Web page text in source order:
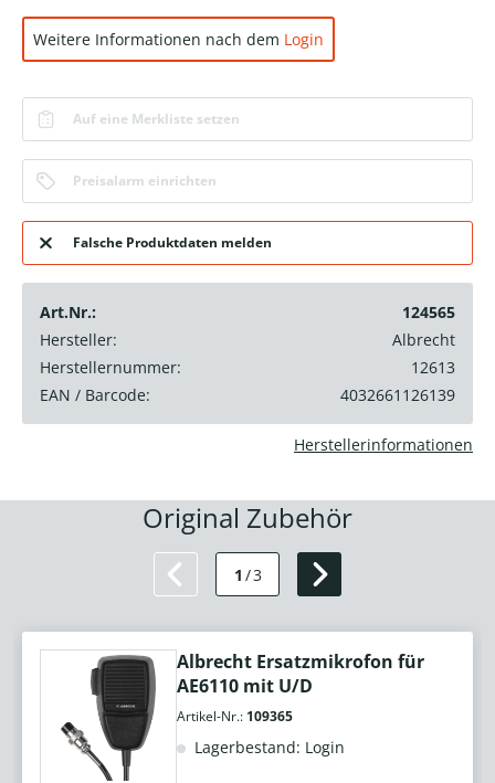
Weitere Informationen nach dem Login
Auf eine Merkliste setzen
Preisalarm einrichten
Falsche Produktdaten melden
Art.Nr.:
124565
Hersteller:
Albrecht
Herstellernummer:
12613
EAN / Barcode:
4032661126139
Herstellerinformationen
Original Zubehör
1 /3
Albrecht Ersatzmikrofon für
AE6110 mit U/D
Artikel-Nr.: 109365
Lagerbestand: Login